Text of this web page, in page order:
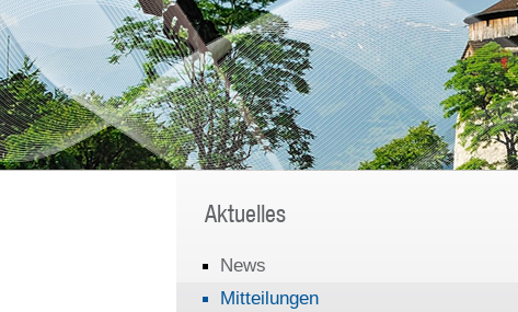
Aktuelles
News
Mitteilungen